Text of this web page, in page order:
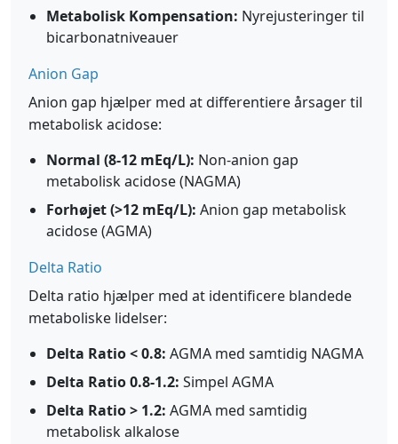
Metabolisk Kompensation: Nyrejusteringer til
bicarbonatniveauer
Anion Gap
Anion gap hjælper med at differentiere årsager til
metabolisk acidose:
Normal (8-12 mEq/L): Non-anion gap
metabolisk acidose (NAGMA)
Forhøjet (>12 mEq/L): Anion gap metabolisk
acidose (AGMA)
Delta Ratio
Delta ratio hjælper med at identificere blandede
metaboliske lidelser:
Delta Ratio < 0.8: AGMA med samtidig NAGMA
Delta Ratio 0.8-1.2: Simpel AGMA
Delta Ratio > 1.2: AGMA med samtidig
metabolisk alkalose